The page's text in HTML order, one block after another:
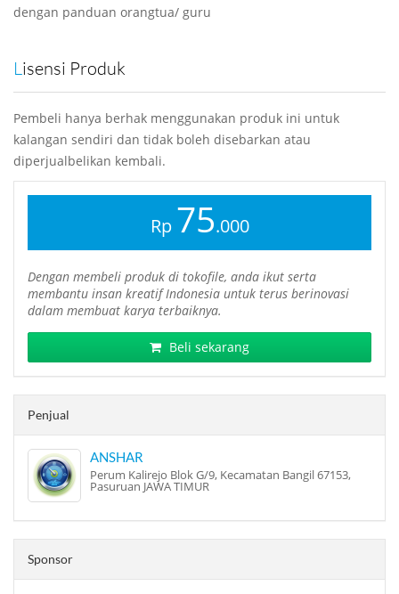
dengan panduan orangtua/ guru
Lisensi Produk
Pembeli hanya berhak menggunakan produk ini untuk
kalangan sendiri dan tidak boleh disebarkan atau
diperjualbelikan kembali.
Rp 75.000
Dengan membeli produk di tokofile, anda ikut serta
membantu insan kreatif Indonesia untuk terus berinovasi
dalam membuat karya terbaiknya.
Beli sekarang
Penjual
ANSHAR
Perum Kalirejo Blok G/9, Kecamatan Bangil 67153,
Pasuruan JAWA TIMUR
Sponsor